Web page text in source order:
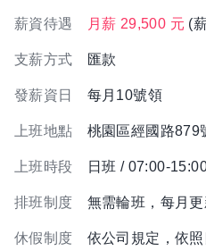
薪資待遇 月薪 29,500 元 (
支薪方式 匯款
發薪資日 每月10號領
上班地點 桃園區經國路879
上班時段 日班 / 07:00-
排班制度 無需輪班，每月
休假制度
依公司規定，依